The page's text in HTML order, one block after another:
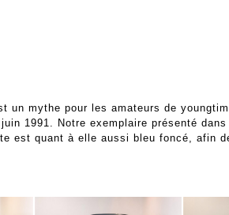
un mythe pour les amateurs de
1991. Notre exemplaire présenté
est quant à elle aussi bleu foncé, afin